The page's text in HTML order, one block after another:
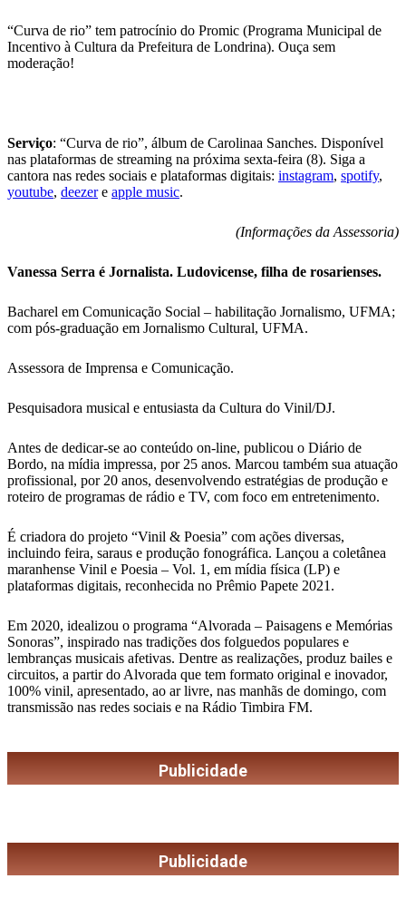
“Curva de rio” tem patrocínio do Promic (Programa Municipal de
Incentivo à Cultura da Prefeitura de Londrina). Ouça sem
moderação!
Serviço: “Curva de rio”, álbum de Carolinaa Sanches. Disponível
nas plataformas de streaming na próxima sexta-feira (8). Siga a
cantora nas redes sociais e plataformas digitais: instagram, spotify,
youtube, deezere apple music.
(Informações da Assessoria)
Vanessa Serra é Jornalista. Ludovicense, filha de rosarienses.
Bacharel em Comunicação Social – habilitação Jornalismo, UFMA;
com pós-graduação em Jornalismo Cultural, UFMA.
Assessora de Imprensa e Comunicação.
Pesquisadora musical e entusiasta da Cultura do Vinil/DJ.
Antes de dedicar-se ao conteúdo on-line, publicou o Diário de
Bordo, na mídia impressa, por 25 anos. Marcou também sua atuação
profissional, por 20 anos, desenvolvendo estratégias de produção e
roteiro de programas de rádio e TV, com foco em entretenimento.
É criadora do projeto “Vinil & Poesia” com ações diversas,
incluindo feira, saraus e produção fonográfica. Lançou a coletânea
maranhense Vinil e Poesia – Vol. 1, em mídia física (LP) e
plataformas digitais, reconhecida no Prêmio Papete 2021.
Em 2020, idealizou o programa “Alvorada – Paisagens e Memórias
Sonoras”, inspirado nas tradições dos folguedos populares e
lembranças musicais afetivas. Dentre as realizações, produz bailes e
circuitos, a partir do Alvorada que tem formato original e inovador,
100% vinil, apresentado, ao ar livre, nas manhãs de domingo, com
transmissão nas redes sociais e na Rádio Timbira FM.
Publicidade
Publicidade